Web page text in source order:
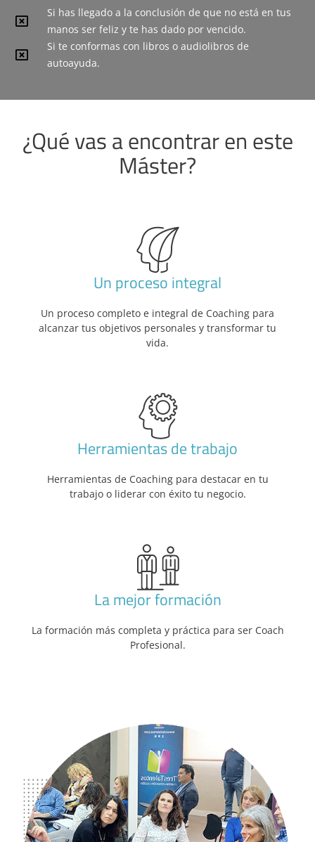
Si has llegado a la conclusión de que no está en tus
manos ser feliz y te has dado por vencido.
Si te conformas con libros o audiolibros de
autoayuda.
¿Qué vas a encontrar en este
Máster?
Un proceso integral
Un proceso completo e integral de Coaching para
alcanzar tus objetivos personales y transformar tu
vida.
Herramientas de trabajo
Herramientas de Coaching para destacar en tu
trabajo o liderar con éxito tu negocio.
La mejor formación
La formación más completa y práctica para ser Coach
Profesional.